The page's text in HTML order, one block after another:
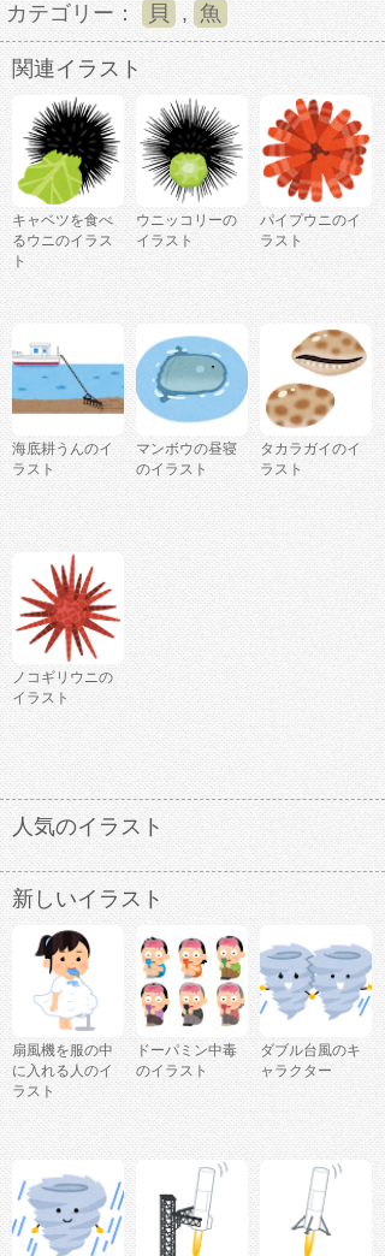
カテゴリー： 貝 , 魚
関連イラスト
キャベツを食べ
るウニのイラス
ト
ウニッコリーの
イラスト
パイプウニのイ
ラスト
海底耕うんのイ
ラスト
マンボウの昼寝
のイラスト
タカラガイのイ
ラスト
ノコギリウニの
イラスト
人気のイラスト
新しいイラスト
扇風機を服の中
に入れる人のイ
ラスト
ドーパミン中毒
のイラスト
ダブル台風のキ
ャラクター